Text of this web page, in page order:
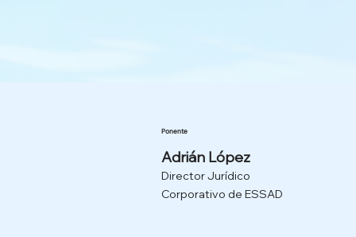
Ponente
Adrián López
Director Jurídico
Corporativo de ESSAD